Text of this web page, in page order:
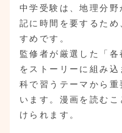
中学受験は、地理分
記に時間を要するた
すめです。
監修者が厳選した「各
をストーリーに組み
科で習うテーマから
います。漫画を読む
けられます。